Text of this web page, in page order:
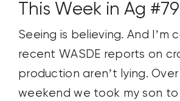
This Week in Ag #79
Seeing is believing. And I’m
recent WASDE reports on
production aren’t lying.
weekend we took my son to